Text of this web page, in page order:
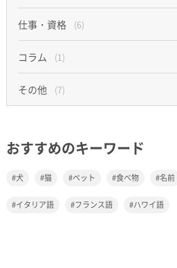
仕事・資格 (6)
コラム (1)
その他 (7)
おすすめのキーワード
犬 猫 ペット 食べ物 名前
イタリア語 フランス語 ハワイ語